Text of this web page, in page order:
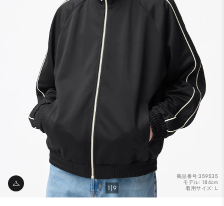
商品番号:359535
モデル: 184cm
着用サイズ: L
1 9